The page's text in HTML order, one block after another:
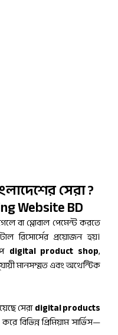
সেরা ?
Website BD
বা গ্লোবাল পেমেন্ট করতে
রিসোর্সের প্রয়োজন হয়।
digital product shop,
মানসম্মত এবং অথেন্টিক
সেরাdigital products
বিভিন্ন প্রিমিয়াম সার্ভিস—